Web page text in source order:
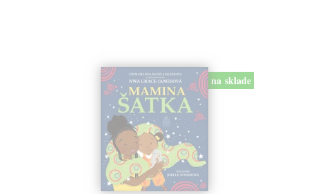
na sklade